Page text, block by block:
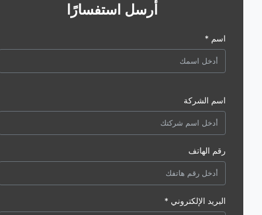
أرسل استفسارًا
اسم *
اسم الشركة
رقم الهاتف
البريد الإلكتروني *